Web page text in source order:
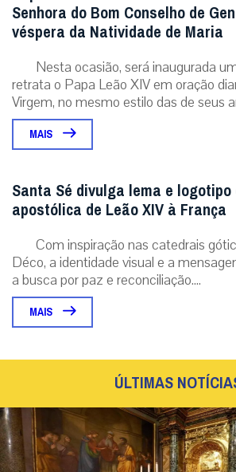
Senhora do Bom Conselho de
véspera da Natividade de Maria
Nesta ocasião, será inaugurada
retrata o Papa Leão XIV em oração
Virgem, no mesmo estilo das de seus
MAIS
Santa Sé divulga lema e
apostólica de Leão XIV à França
Com inspiração nas catedrais
Déco, a identidade visual e a
a busca por paz e reconciliação....
MAIS
ÚLTIMAS